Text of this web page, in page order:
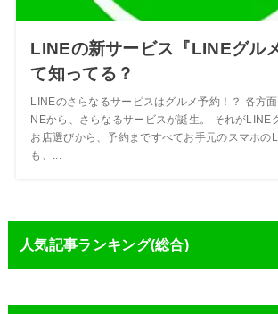
LINEの新サービス『LINEグル
て知ってる？
LINEのさらなるサービスはグルメ予約！？ 各方
NEから、さらなるサービスが誕生。 それがLINE
お店選びから、予約まですべてお手元のスマホの
も、...
人気記事ランキング(総合)